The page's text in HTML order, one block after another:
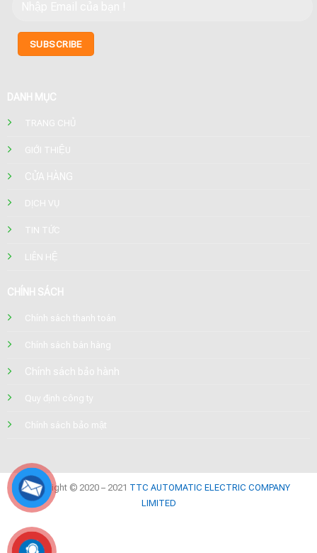
DANH MỤC
TRANG CHỦ
GIỚI THIỆU
CỬA HÀNG
DỊCH VỤ
TIN TỨC
LIÊN HỆ
CHÍNH SÁCH
Chính sách thanh toán
Chính sách bán hàng
Chính sách bảo hành
Quy định công ty
Chính sách bảo mật
Copyright © 2020 – 2021 TTC AUTOMATIC ELECTRIC COMPANY
LIMITED